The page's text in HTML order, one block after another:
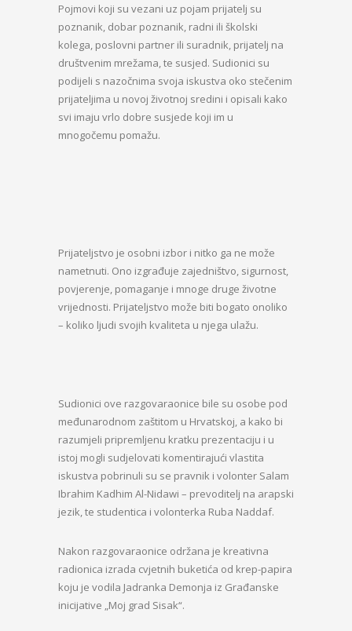
Pojmovi koji su vezani uz pojam prijatelj su
poznanik, dobar poznanik, radni ili školski
kolega, poslovni partner ili suradnik, prijatelj na
društvenim mrežama, te susjed. Sudionici su
podijeli s nazočnima svoja iskustva oko stečenim
prijateljima u novoj životnoj sredini i opisali kako
svi imaju vrlo dobre susjede koji im u
mnogočemu pomažu.
Prijateljstvo je osobni izbor i nitko ga ne može
nametnuti. Ono izgrađuje zajedništvo, sigurnost,
povjerenje, pomaganje i mnoge druge životne
vrijednosti. Prijateljstvo može biti bogato onoliko
– koliko ljudi svojih kvaliteta u njega ulažu.
Sudionici ove razgovaraonice bile su osobe pod
međunarodnom zaštitom u Hrvatskoj, a kako bi
razumjeli pripremljenu kratku prezentaciju i u
istoj mogli sudjelovati komentirajući vlastita
iskustva pobrinuli su se pravnik i volonter Salam
Ibrahim Kadhim Al-Nidawi – prevoditelj na arapski
jezik, te studentica i volonterka Ruba Naddaf.
Nakon razgovaraonice održana je kreativna
radionica izrada cvjetnih buketića od krep-papira
koju je vodila Jadranka Demonja iz Građanske
inicijative „Moj grad Sisak“.